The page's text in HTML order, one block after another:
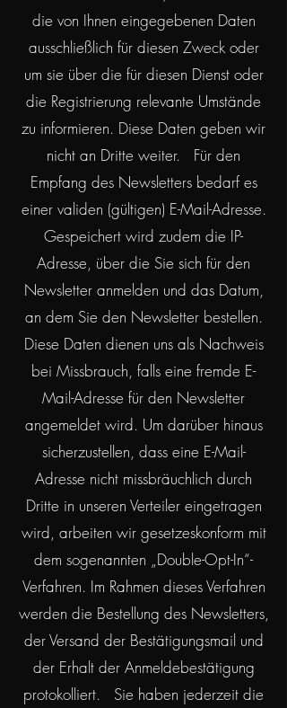
die von Ihnen eingegebenen Daten
ausschließlich für diesen Zweck oder
um sie über die für diesen Dienst oder
die Registrierung relevante Umstände
zu informieren. Diese Daten geben wir
nicht an Dritte weiter. Für den
Empfang des Newsletters bedarf es
einer validen (gültigen) E-Mail-Adresse.
Gespeichert wird zudem die IP-
Adresse, über die Sie sich für den
Newsletter anmelden und das Datum,
an dem Sie den Newsletter bestellen.
Diese Daten dienen uns als Nachweis
bei Missbrauch, falls eine fremde E-
Mail-Adresse für den Newsletter
angemeldet wird. Um darüber hinaus
sicherzustellen, dass eine E-Mail-
Adresse nicht missbräuchlich durch
Dritte in unseren Verteiler eingetragen
wird, arbeiten wir gesetzeskonform mit
dem sogenannten „Double-Opt-In“-
Verfahren. Im Rahmen dieses Verfahren
werden die Bestellung des Newsletters,
der Versand der Bestätigungsmail und
der Erhalt der Anmeldebestätigung
protokolliert. Sie haben jederzeit die